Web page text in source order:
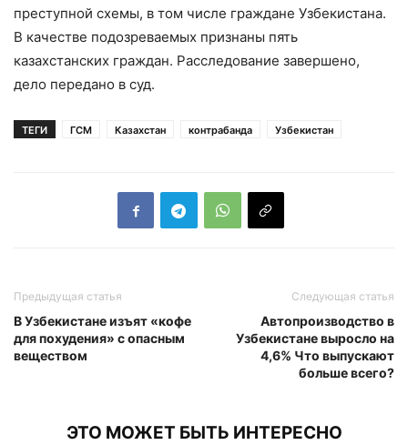
преступной схемы, в том числе граждане Узбекистана.
В качестве подозреваемых признаны пять
казахстанских граждан. Расследование завершено,
дело передано в суд.
ТЕГИ ГСМ Казахстан контрабанда Узбекистан
Предыдущая статья
В Узбекистане изъят «кофе
для похудения» с опасным
веществом
Следующая статья
Автопроизводство в
Узбекистане выросло на
4,6% Что выпускают
больше всего?
ЭТО МОЖЕТ БЫТЬ ИНТЕРЕСНО